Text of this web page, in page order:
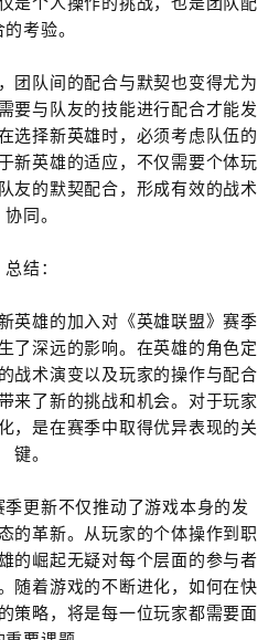
的考验。
团队间的配合与默契也变得尤为
要与队友的技能进行配合才能发
选择新英雄时，必须考虑队伍的
新英雄的适应，不仅需要个体玩
友的默契配合，形成有效的战术
协同。
总结：
英雄的加入对《英雄联盟》赛季
了深远的影响。在英雄的角色定
战术演变以及玩家的操作与配合
来了新的挑战和机会。对于玩家
，是在赛季中取得优异表现的关
键。
更新不仅推动了游戏本身的发
的革新。从玩家的个体操作到职
的崛起无疑对每个层面的参与者
随着游戏的不断进化，如何在快
策略，将是每一位玩家都需要面